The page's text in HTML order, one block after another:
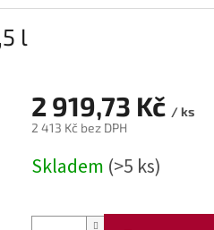
l
2 919,73 Kč / ks
2 413 Kč bez DPH
cena:
Skladem (>5 ks)